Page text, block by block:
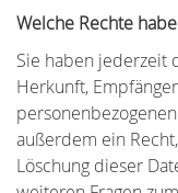
Welche Rechte
Sie haben jederzeit
Herkunft,
außerdem ein
Löschung dieser